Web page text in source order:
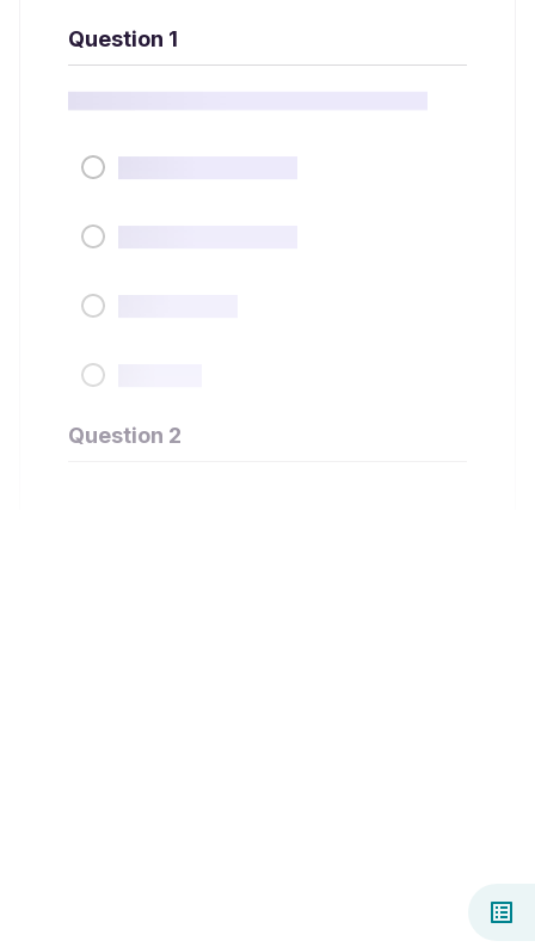
Question 1
Question 2